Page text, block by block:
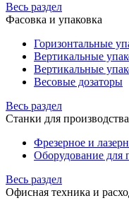
Весь раздел
Фасовка и упаковка
Горизонтальные
Вертикальные
Вертикальные
Весовые дозаторы
Весь раздел
Станки для
Фрезерное и
Оборудование для
Весь раздел
Офисная техника и